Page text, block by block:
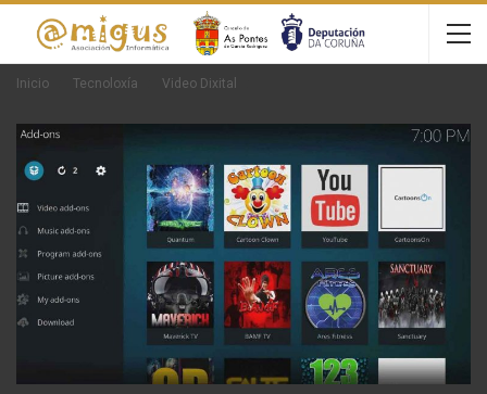
Inicio Tecnoloxía Video Dixital